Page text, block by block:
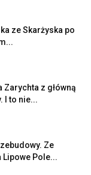
ze Skarżyska po
z główną
I to nie...
Ze
Pole...